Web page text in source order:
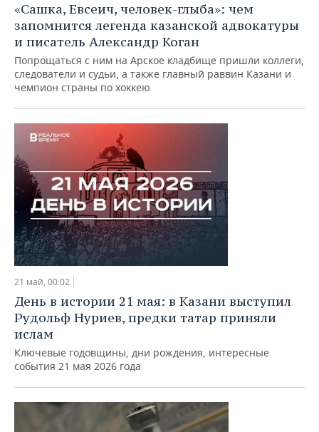
«Сашка, Евсеич, человек-глыба»: чем
запомнится легенда казанской адвокатуры
и писатель Александр Коган
Попрощаться с ним на Арское кладбище пришли коллеги,
следователи и судьи, а также главный раввин Казани и
чемпион страны по хоккею
21 май, 00:02
День в истории 21 мая: в Казани выступил
Рудольф Нуриев, предки татар приняли
ислам
Ключевые годовщины, дни рождения, интересные
события 21 мая 2026 года